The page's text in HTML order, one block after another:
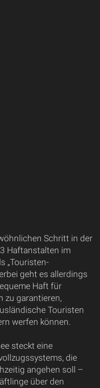
Schritt in der
Haftanstalten im
„Touristen-
geht es allerdings
Haft für
zu garantieren,
Touristen
werfen können.
steckt eine
die
angehen soll –
über den